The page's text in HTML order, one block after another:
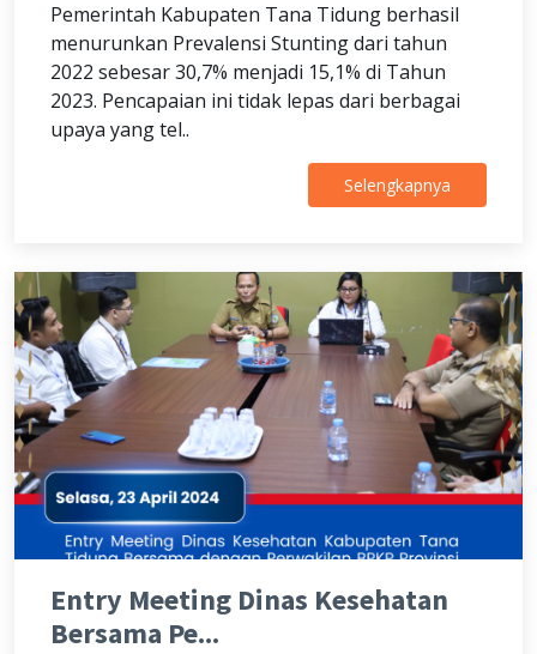
Pemerintah Kabupaten Tana Tidung berhasil
menurunkan Prevalensi Stunting dari tahun
2022 sebesar 30,7% menjadi 15,1% di Tahun
2023. Pencapaian ini tidak lepas dari berbagai
upaya yang tel..
Selengkapnya
Entry Meeting Dinas Kesehatan
Bersama Pe...